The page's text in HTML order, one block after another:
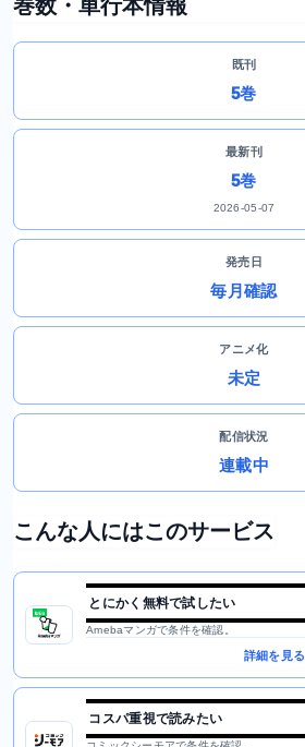
巻数・単行本情報
既刊
5巻
最新刊
5巻
2026-05-07
発売日
毎月確認
アニメ化
未定
配信状況
連載中
こんな人にはこのサービス
とにかく無料で試したい
Amebaマンガで条件を確認。
詳細を見る
コスパ重視で読みたい